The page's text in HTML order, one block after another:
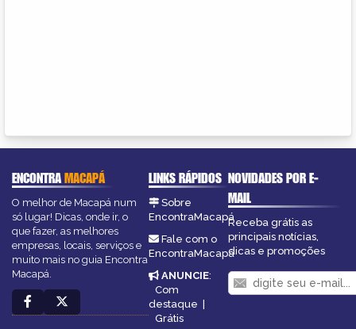
ENCONTRAMACAPÁ
O melhor de Macapá num
só lugar! Dicas, onde ir, o
que fazer, as melhores
empresas, locais, serviços e
muito mais no guia Encontra
Macapá.
LINKS RÁPIDOS
Sobre
EncontraMacapá
Fale com o
EncontraMacapá
ANUNCIE:
Com
destaque |
Grátis
NOVIDADES POR E-
MAIL
Receba grátis as
principais notícias,
dicas e promoções